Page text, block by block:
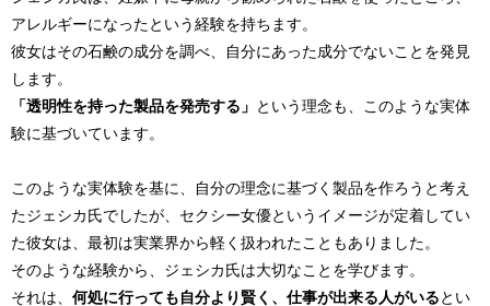
アレルギーになったという経験を持ちます。
彼女はその石鹸の成分を調べ、自分にあった成分でないことを発見
します。
「透明性を持った製品を発売する」
という理念も、このような実体
験に基づいています。
このような実体験を基に、自分の理念に基づく製品を作ろうと考え
たジェシカ氏でしたが、セクシー女優というイメージが定着してい
た彼女は、最初は実業界から軽く扱われたこともありました。
そのような経験から、ジェシカ氏は大切なことを学びます。
それは、 何処に行っても自分より賢く、仕事が出来る人がいる とい